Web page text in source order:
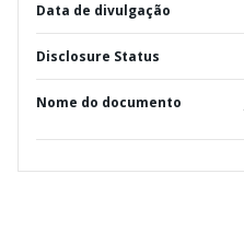
Data de divulgação
Disclosure Status
Nome do documento